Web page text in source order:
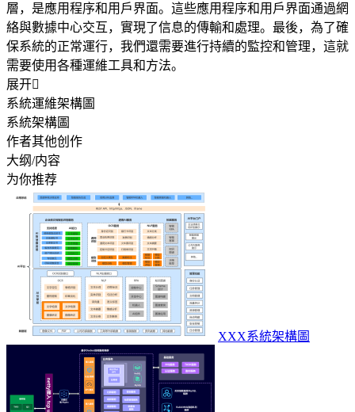
層，是應用程序和用戶界面。這些應用程序和用戶界面通過網
絡與數據中心交互，實現了信息的傳輸和處理。最後，為了確
保系統的正常運行，我們還需要進行持續的監控和管理，這就
需要使用各種運維工具和方法。
展开
系統運維架構圖
系統架構圖
作者其他创作
大纲/内容
为你推荐
XXX系統架構圖